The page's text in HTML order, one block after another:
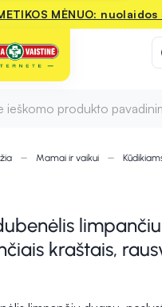
MĖNUO:
ieškomo produkto
Mamai ir vaikui
kraštais,